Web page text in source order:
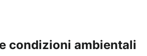
condizioni ambientali